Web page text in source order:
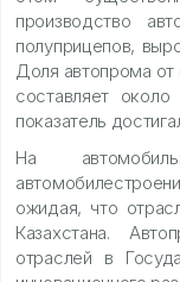
производство
полуприцепов,
Доля автопрома
составляет
показатель
На
ожидая, что
Казахстана.
отраслей в